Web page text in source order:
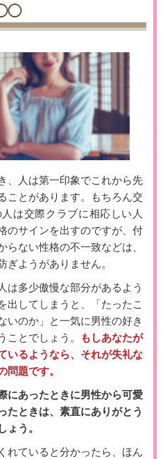
◯◯
、人は第一印象でこれから先
ことがあります。もちろん交
は交際クラブに相応しい人
のサインを出すのですが、付
らない性格の不一致などは、
ぎようがありません。
は多少傲慢な部分があるよう
出してしまうと、「たったこ
いのか」と一気に男性の好き
ことでしょう。
もしあなたが
いるようなら、それが失礼な
問題です。
にあったときに男性から可愛
たときは、素直にありがとう
ょう。
れていると分かったら、ほん